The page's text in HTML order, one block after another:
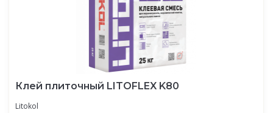
Клей плиточный LITOFLEX K80
Litokol